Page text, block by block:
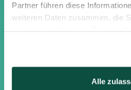
Partner führen diese
weiteren Daten zusammen, die
Alle
Berlin
Frankfurt